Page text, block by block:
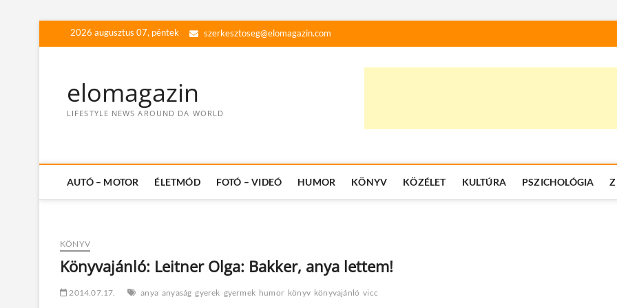
2026 augusztus 07, péntek szerkesztoseg@elomagazin.com
elomagazin
LIFESTYLE NEWS AROUND DA WORLD
AUTÓ – MOTOR ÉLETMÓD FOTÓ – VIDEÓ HUMOR KÖNYV KÖZÉLET KULTÚRA PSZICHOLÓGIA
KÖNYV
Könyvajánló: Leitner Olga: Bakker, anya lettem!
2014.07.17. anya anyaság gyerek gyermek humor könyv könyvajánló vicc